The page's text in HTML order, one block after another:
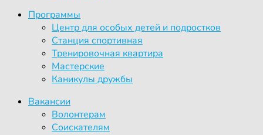
Программы
Центр для особых детей и подростков
Станция спортивная
Тренировочная квартира
Мастерские
Каникулы дружбы
Вакансии
Волонтерам
Соискателям